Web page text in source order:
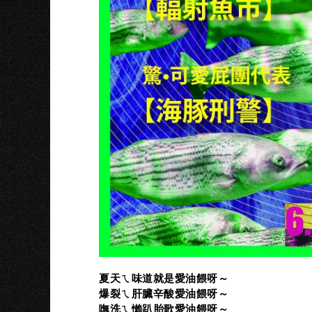
夏天ㄟ味道就是愛油餵呀～
爆裂ㄟ肝臟辛酸愛油餵呀～
嘸洗ㄟ懶趴胎歌愛油餵呀～